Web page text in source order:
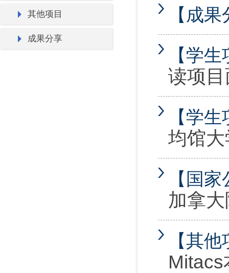
其他项目
成果分享
【成
【学
读项
【学
均馆
【国
加拿
【其